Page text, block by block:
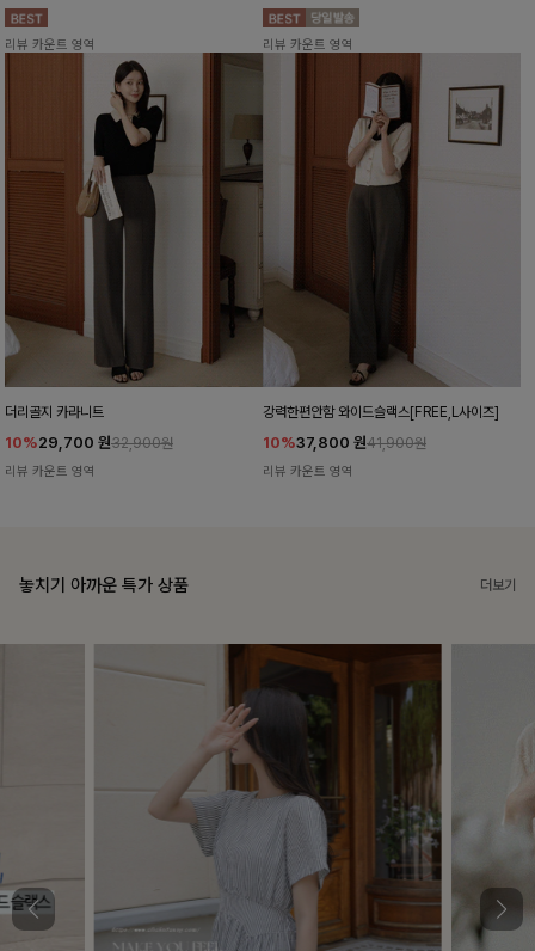
리뷰 카운트 영역 리뷰 카운트 영역
더리골지 카라니트
10%29,700 원32,900원
리뷰 카운트 영역
강력한편안함 와이드슬랙스[FREE,L사이즈]
10%37,800 원41,900원
리뷰 카운트 영역
놓치기 아까운 특가 상품 더보기